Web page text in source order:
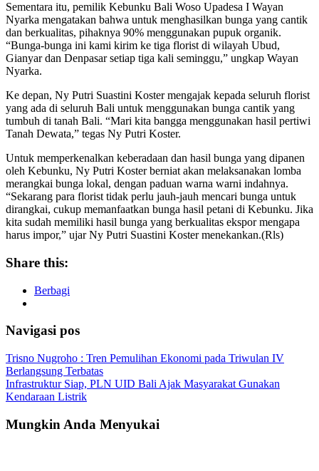
Sementara itu, pemilik Kebunku Bali Woso Upadesa I Wayan
Nyarka mengatakan bahwa untuk menghasilkan bunga yang cantik
dan berkualitas, pihaknya 90% menggunakan pupuk organik.
“Bunga-bunga ini kami kirim ke tiga florist di wilayah Ubud,
Gianyar dan Denpasar setiap tiga kali seminggu,” ungkap Wayan
Nyarka.
Ke depan, Ny Putri Suastini Koster mengajak kepada seluruh florist
yang ada di seluruh Bali untuk menggunakan bunga cantik yang
tumbuh di tanah Bali. “Mari kita bangga menggunakan hasil pertiwi
Tanah Dewata,” tegas Ny Putri Koster.
Untuk memperkenalkan keberadaan dan hasil bunga yang dipanen
oleh Kebunku, Ny Putri Koster berniat akan melaksanakan lomba
merangkai bunga lokal, dengan paduan warna warni indahnya.
“Sekarang para florist tidak perlu jauh-jauh mencari bunga untuk
dirangkai, cukup memanfaatkan bunga hasil petani di Kebunku. Jika
kita sudah memiliki hasil bunga yang berkualitas ekspor mengapa
harus impor,” ujar Ny Putri Suastini Koster menekankan.(Rls)
Share this:
Berbagi
Navigasi pos
Trisno Nugroho : Tren Pemulihan Ekonomi pada Triwulan IV
Berlangsung Terbatas
Infrastruktur Siap, PLN UID Bali Ajak Masyarakat Gunakan
Kendaraan Listrik
Mungkin Anda Menyukai